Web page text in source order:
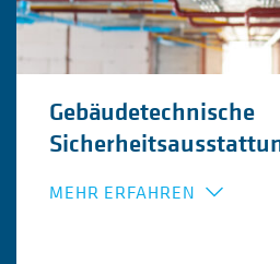
Übernahme von
Dokumentation &
Gebäudetechnische
MEHR ERFAHREN